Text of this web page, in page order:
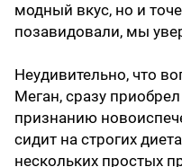
модный вкус, но и
позавидовали, мы
Неудивительно, что
Меган, сразу
признанию
сидит на строгих
нескольких простых